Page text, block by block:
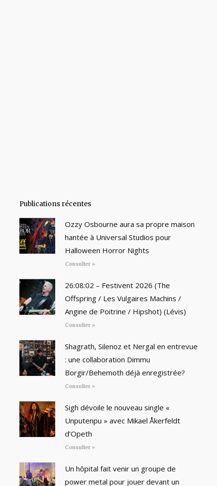
Publications récentes
Ozzy Osbourne aura sa propre maison
hantée à Universal Studios pour
Halloween Horror Nights
Consulter »
26:08:02 – Festivent 2026 (The
Offspring / Les Vulgaires Machins /
Angine de Poitrine / Hipshot) (Lévis)
Consulter »
Shagrath, Silenoz et Nergal en entrevue
: une collaboration Dimmu
Borgir/Behemoth déjà enregistrée?
Consulter »
Sigh dévoile le nouveau single «
Unputenpu » avec Mikael Åkerfeldt
d’Opeth
Consulter »
Un hôpital fait venir un groupe de
power metal pour jouer devant un